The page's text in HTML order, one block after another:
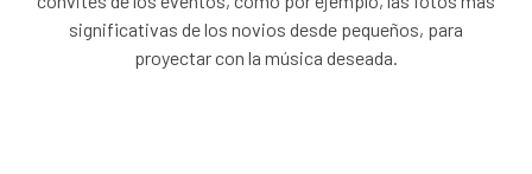
significativas de los novios desde pequeños, para
proyectar con la música deseada.